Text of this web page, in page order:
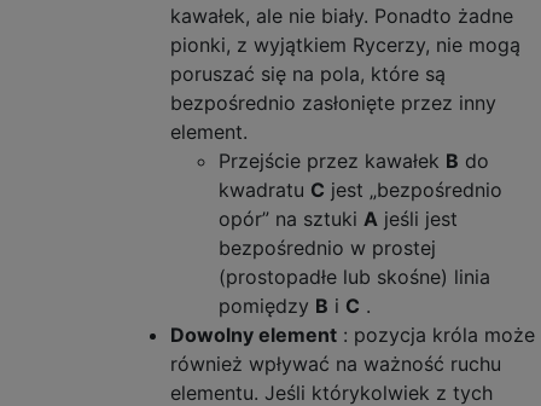
kawałek, ale nie biały. Ponadto żadne
pionki, z wyjątkiem Rycerzy, nie mogą
poruszać się na pola, które są
bezpośrednio zasłonięte przez inny
element.
Przejście przez kawałek B do
kwadratu C jest „bezpośrednio
opór” na sztuki A jeśli jest
bezpośrednio w prostej
(prostopadłe lub skośne) linia
pomiędzy B i C .
Dowolny element : pozycja króla może
również wpływać na ważność ruchu
elementu. Jeśli którykolwiek z tych